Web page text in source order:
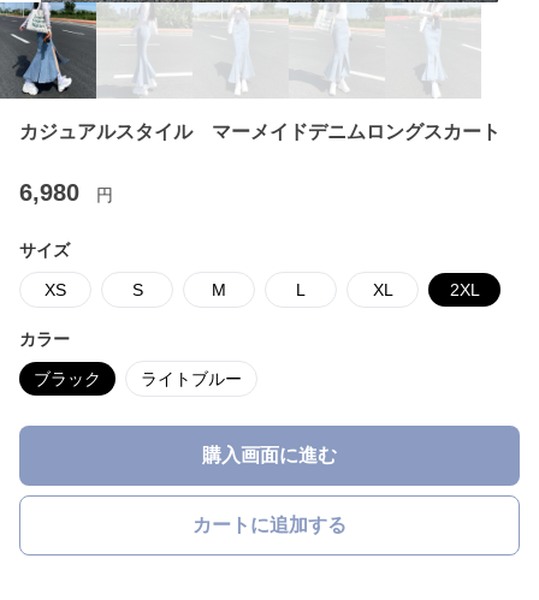
カジュアルスタイル マーメイドデニムロングスカート
6,980 円
サイズ
XS S M L XL 2XL
カラー
ブラック ライトブルー
購入画面に進む
カートに追加する